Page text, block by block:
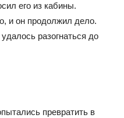
его из кабины.
и он продолжил дело.
разогнаться до
превратить в